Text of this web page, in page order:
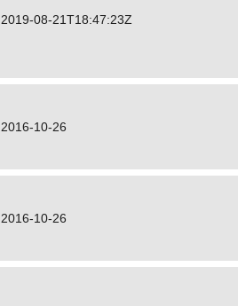
2019-08-21T18:47:23Z
2016-10-26
2016-10-26